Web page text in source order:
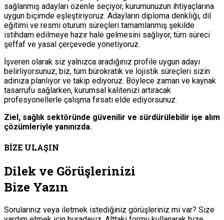
sağlanmış adayları özenle seçiyor, kurumunuzun ihtiyaçlarına
uygun biçimde eşleştiriyoruz. Adayların diploma denkliği, dil
eğitimi ve resmi oturum süreçleri tamamlanmış şekilde
istihdam edilmeye hazır hale gelmesini sağlıyor, tüm süreci
şeffaf ve yasal çerçevede yönetiyoruz.
İşveren olarak siz yalnızca aradığınız profile uygun adayı
belirliyorsunuz; biz, tüm bürokratik ve lojistik süreçleri sizin
adınıza planlıyor ve takip ediyoruz. Böylece zaman ve kaynak
tasarrufu sağlarken, kurumsal kalitenizi artıracak
profesyonellerle çalışma fırsatı elde ediyorsunuz.
Ziel, sağlık sektöründe güvenilir ve sürdürülebilir işe alım
çözümleriyle yanınızda.
BİZE ULAŞIN
Dilek ve Görüşlerinizi
Bize Yazın
Sorularınız veya iletmek istediğiniz görüşleriniz mi var? Size